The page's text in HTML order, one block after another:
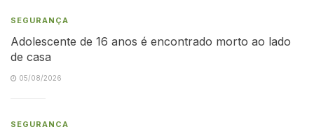
SEGURANÇA
Adolescente de 16 anos é encontrado morto ao lado
de casa
05/08/2026
SEGURANÇA